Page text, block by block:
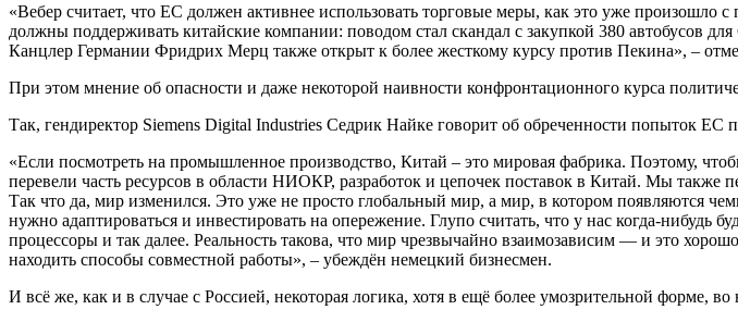
«Вебер считает, что ЕС должен активнее использовать торговые меры, как это уже
должны поддерживать китайские компании: поводом стал скандал с закупкой 380 автобусов
Канцлер Германии Фридрих Мерц также открыт к более жесткому курсу против Пекина», –
При этом мнение об опасности и даже некоторой наивности конфронтационного курса
Так, гендиректор Siemens Digital Industries Седрик Найке говорит об обреченности попыток ЕС
«Если посмотреть на промышленное производство, Китай – это мировая фабрика. Поэтому,
перевели часть ресурсов в области НИОКР, разработок и цепочек поставок в Китай. Мы также
Так что да, мир изменился. Это уже не просто глобальный мир, а мир, в котором
нужно адаптироваться и инвестировать на опережение. Глупо считать, что у нас когда-
процессоры и так далее. Реальность такова, что мир чрезвычайно взаимозависим — и это
находить способы совместной работы», – убеждён немецкий бизнесмен.
И всё же, как и в случае с Россией, некоторая логика, хотя в ещё более умозрительной форме,